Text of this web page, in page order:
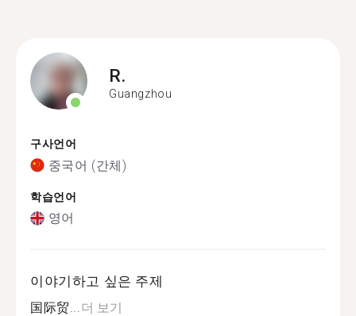
R.
Guangzhou
구사언어
중국어 (간체)
학습언어
영어
이야기하고 싶은 주제
国际贸...더 보기